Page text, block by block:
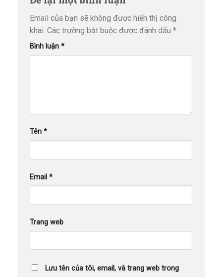
Email của bạn sẽ không được hiển thị công
khai. Các trường bắt buộc được đánh dấu *
Bình luận *
Tên *
Email *
Trang web
Lưu tên của tôi, email, và trang web trong